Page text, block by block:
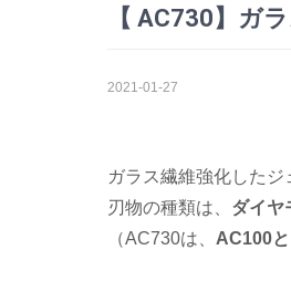
【 AC730】ガ
2021-01-27
ガラス繊維強化した
刃物の種類は、 ダイヤ
（AC730は、 AC100